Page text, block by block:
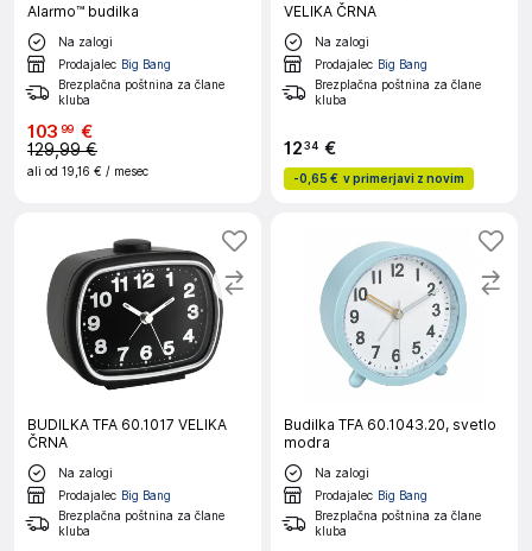
Alarmo™ budilka
Na zalogi
Prodajalec Big Bang
Brezplačna poštnina za člane
kluba
103 99 €
129,99 €
ali od 19,16 € / mesec
VELIKA ČRNA
Na zalogi
Prodajalec Big Bang
Brezplačna poštnina za člane
kluba
1234 €
-0,65 € v primerjavi z novim
BUDILKA TFA 60.1017 VELIKA
ČRNA
Na zalogi
Prodajalec Big Bang
Brezplačna poštnina za člane
kluba
Budilka TFA 60.1043.20, svetlo
modra
Na zalogi
Prodajalec Big Bang
Brezplačna poštnina za člane
kluba